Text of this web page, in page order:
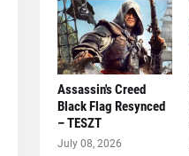
Assassin's Creed
Black Flag Resynced
– TESZT
July 08, 2026